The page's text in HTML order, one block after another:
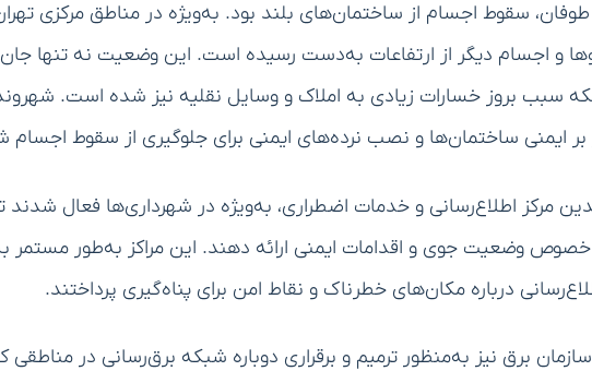
سقوط اجسام از ساختمان‌های بلند بود. به‌ویژه در مناطق مرکزی
و اجسام دیگر از ارتفاعات به‌دست رسیده است. این وضعیت نه تنها جان
سبب بروز خسارات زیادی به املاک و وسایل نقلیه نیز شده است.
ایمنی ساختمان‌ها و نصب نرده‌های ایمنی برای جلوگیری از سقوط اجسام
مرکز اطلاع‌رسانی و خدمات اضطراری، به‌ویژه در شهرداری‌ها فعال شدند
وضعیت جوی و اقدامات ایمنی ارائه دهند. این مراکز به‌طور مستمر
درباره مکان‌های خطرناک و نقاط امن برای پناه‌گیری پرداختند.
برق نیز به‌منظور ترمیم و برقراری دوباره شبکه برق‌رسانی در مناطقی